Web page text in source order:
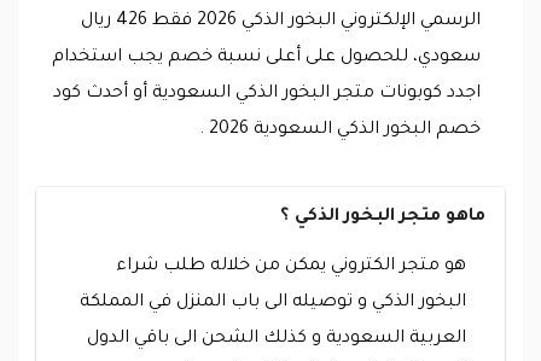
الرسمي الإلكتروني البخور الذكي 2026 فقط 426 ريال
سعودي، للحصول على أعلى نسبة خصم يجب استخدام
اجدد كوبونات متجر البخور الذكي السعودية أو أحدث كود
خصم البخور الذكي السعودية 2026 .
ماهو متجر البخور الذكي ؟
هو متجر الكتروني يمكن من خلاله طلب شراء
البخور الذكي و توصيله الى باب المنزل في المملكة
العربية السعودية و كذلك الشحن الى باقي الدول